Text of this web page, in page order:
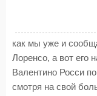
как мы уже и
Лоренсо, а вот его
Валентино Росси
смотря на свой